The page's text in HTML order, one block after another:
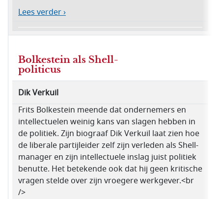
Lees verder ›
Bolkestein als Shell-
politicus
Dik Verkuil
Frits Bolkestein meende dat ondernemers en
intellectuelen weinig kans van slagen hebben in
de politiek. Zijn biograaf Dik Verkuil laat zien hoe
de liberale partijleider zelf zijn verleden als Shell-
manager en zijn intellectuele inslag juist politiek
benutte. Het betekende ook dat hij geen kritische
vragen stelde over zijn vroegere werkgever.<br
/>